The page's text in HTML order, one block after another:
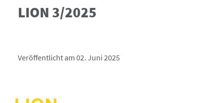
LION 3/2025
Veröffentlicht am 02. Juni 2025